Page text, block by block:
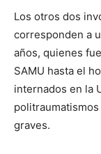
Los otros dos
corresponden a
años, quienes
SAMU hasta el
internados en la
graves.